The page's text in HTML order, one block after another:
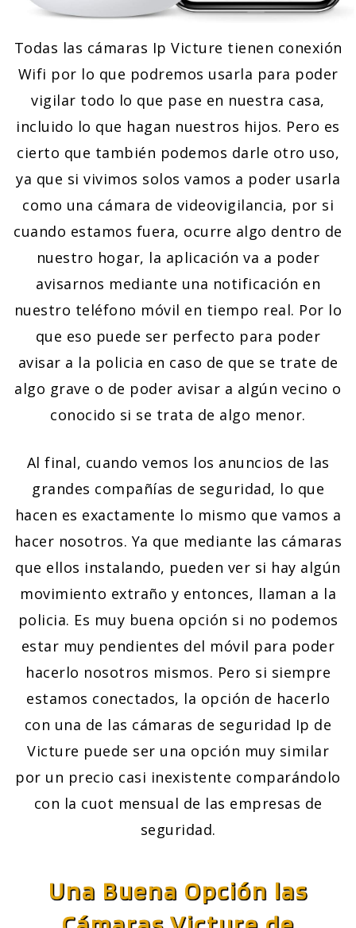
Todas las cámaras Ip Victure tienen conexión
Wifi por lo que podremos usarla para poder
vigilar todo lo que pase en nuestra casa,
incluido lo que hagan nuestros hijos. Pero es
cierto que también podemos darle otro uso,
ya que si vivimos solos vamos a poder usarla
como una cámara de videovigilancia, por si
cuando estamos fuera, ocurre algo dentro de
nuestro hogar, la aplicación va a poder
avisarnos mediante una notificación en
nuestro teléfono móvil en tiempo real. Por lo
que eso puede ser perfecto para poder
avisar a la policia en caso de que se trate de
algo grave o de poder avisar a algún vecino o
conocido si se trata de algo menor.
Al final, cuando vemos los anuncios de las
grandes compañías de seguridad, lo que
hacen es exactamente lo mismo que vamos a
hacer nosotros. Ya que mediante las cámaras
que ellos instalando, pueden ver si hay algún
movimiento extraño y entonces, llaman a la
policia. Es muy buena opción si no podemos
estar muy pendientes del móvil para poder
hacerlo nosotros mismos. Pero si siempre
estamos conectados, la opción de hacerlo
con una de las cámaras de seguridad Ip de
Victure puede ser una opción muy similar
por un precio casi inexistente comparándolo
con la cuot mensual de las empresas de
seguridad.
Una Buena Opción las